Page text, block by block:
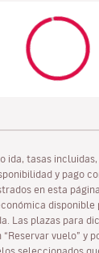
ida, tasas
y pago
en esta
disponible
Las plazas para
“Reservar vuelo” y
seleccionados